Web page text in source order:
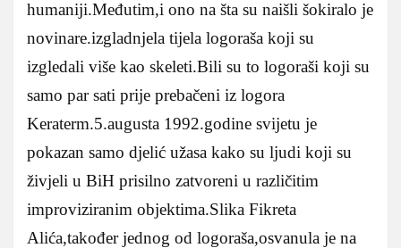
humaniji.Međutim,i ono na šta su naišli šokiralo je
novinare.izgladnjela tijela logoraša koji su
izgledali više kao skeleti.Bili su to logoraši koji su
samo par sati prije prebačeni iz logora
Keraterm.5.augusta 1992.godine svijetu je
pokazan samo djelić užasa kako su ljudi koji su
živjeli u BiH prisilno zatvoreni u različitim
improviziranim objektima.Slika Fikreta
Alića,također jednog od logoraša,osvanula je na